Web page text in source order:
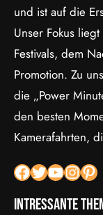
und ist auf die
Unser Fokus
Festivals, dem
Promotion. Zu
die „Power
den besten
Kamerafahrten,
Facebook Twitter YouTube InstagramPinterest
Intressante